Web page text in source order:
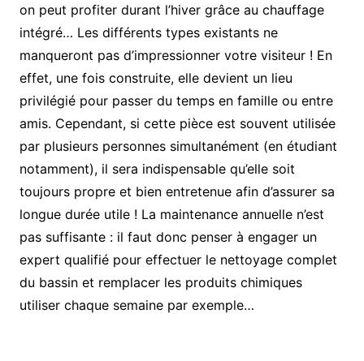
on peut profiter durant l’hiver grâce au chauffage
intégré… Les différents types existants ne
manqueront pas d’impressionner votre visiteur ! En
effet, une fois construite, elle devient un lieu
privilégié pour passer du temps en famille ou entre
amis. Cependant, si cette pièce est souvent utilisée
par plusieurs personnes simultanément (en étudiant
notamment), il sera indispensable qu’elle soit
toujours propre et bien entretenue afin d’assurer sa
longue durée utile ! La maintenance annuelle n’est
pas suffisante : il faut donc penser à engager un
expert qualifié pour effectuer le nettoyage complet
du bassin et remplacer les produits chimiques
utiliser chaque semaine par exemple…